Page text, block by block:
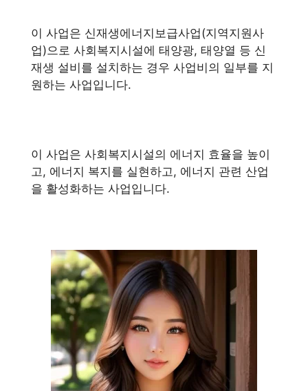
이 사업은 신재생에너지보급사업(지역지원사
업)으로 사회복지시설에 태양광, 태양열 등 신
재생 설비를 설치하는 경우 사업비의 일부를 지
원하는 사업입니다.
이 사업은 사회복지시설의 에너지 효율을 높이
고, 에너지 복지를 실현하고, 에너지 관련 산업
을 활성화하는 사업입니다.